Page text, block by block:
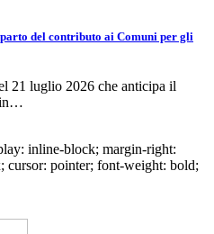
del contributo ai Comuni per gli
21 luglio 2026 che anticipa il
inline-block; margin-right:
cursor: pointer; font-weight: bold;